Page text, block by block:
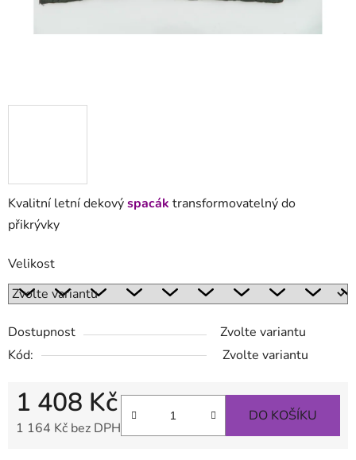
Kvalitní letní dekovýspacák transformovatelný do
přikrývky
Velikost
Dostupnost
Zvolte variantu
Kód:
Zvolte variantu
1 408 Kč
1 164 Kč bez DPH
DO KOŠÍKU